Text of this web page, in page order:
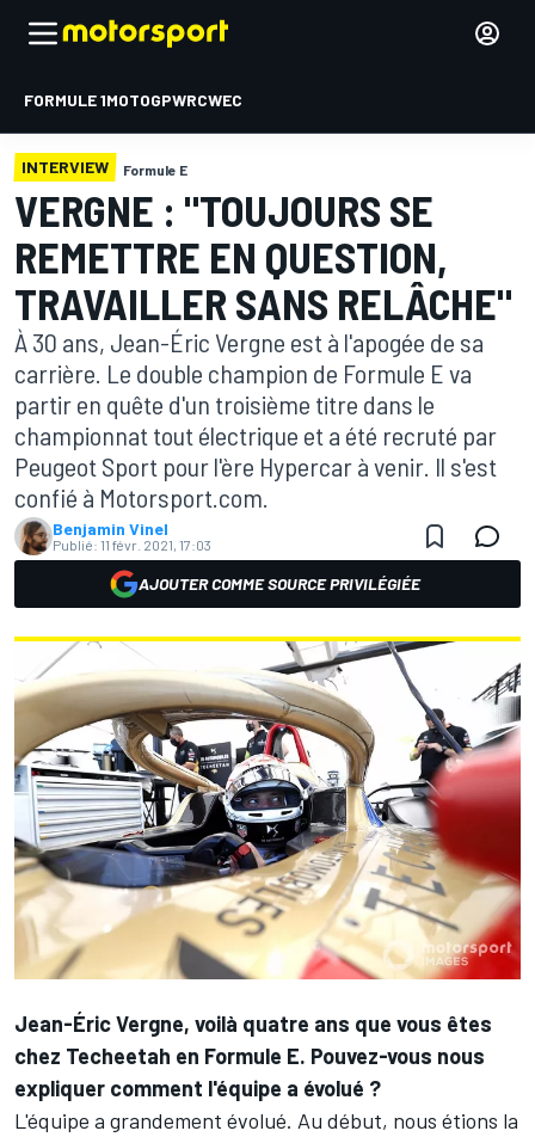
FORMULE 1MOTOGPWRCWEC
INTERVIEW Formule E
VERGNE : "TOUJOURS SE
REMETTRE EN QUESTION,
TRAVAILLER SANS RELÂCHE"
À 30 ans, Jean-Éric Vergne est à l'apogée de sa
carrière. Le double champion de Formule E va
partir en quête d'un troisième titre dans le
championnat tout électrique et a été recruté par
Peugeot Sport pour l'ère Hypercar à venir. Il s'est
confié à Motorsport.com.
Benjamin Vinel
Publié: 11 févr. 2021, 17:03
AJOUTER COMME SOURCE PRIVILÉGIÉE
Jean-Éric Vergne, voilà quatre ans que vous êtes
chez Techeetah en Formule E. Pouvez-vous nous
expliquer comment l'équipe a évolué ?
L'équipe a grandement évolué. Au début, nous étions la